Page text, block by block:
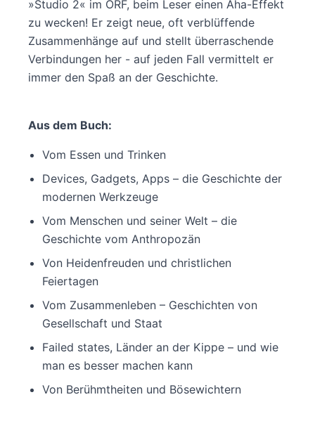
»Studio 2« im ORF, beim Leser einen Aha-Effekt
zu wecken! Er zeigt neue, oft verblüffende
Zusammenhänge auf und stellt überraschende
Verbindungen her - auf jeden Fall vermittelt er
immer den Spaß an der Geschichte.
Aus dem Buch:
Vom Essen und Trinken
Devices, Gadgets, Apps – die Geschichte der
modernen Werkzeuge
Vom Menschen und seiner Welt – die
Geschichte vom Anthropozän
Von Heidenfreuden und christlichen
Feiertagen
Vom Zusammenleben – Geschichten von
Gesellschaft und Staat
Failed states, Länder an der Kippe – und wie
man es besser machen kann
Von Berühmtheiten und Bösewichtern